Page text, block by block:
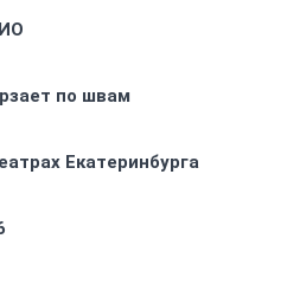
по швам
Екатеринбурга